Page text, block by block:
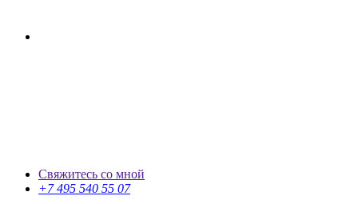
Свяжитесь со мной
+7 495 540 55 07